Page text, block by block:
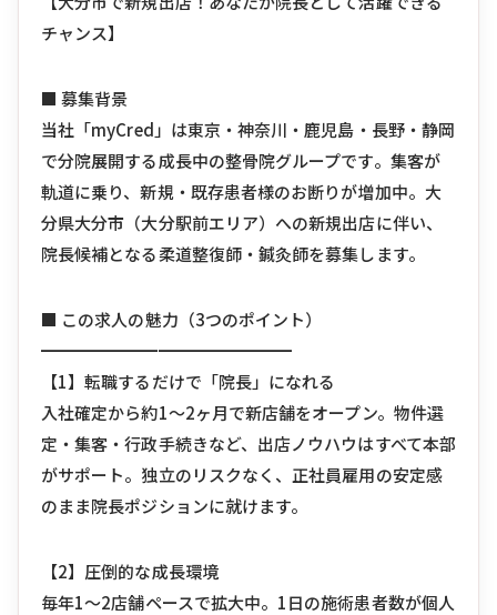
チャンス】
■ 募集背景
当社「myCred」は東京・神奈川・鹿児島・長野・静岡
で分院展開する成長中の整骨院グループです。集客が
軌道に乗り、新規・既存患者様のお断りが増加中。大
分県大分市（大分駅前エリア）への新規出店に伴い、
院長候補となる柔道整復師・鍼灸師を募集します。
■ この求人の魅力（3つのポイント）
━━━━━━━━━━━━━━━
【1】転職するだけで「院長」になれる
入社確定から約1〜2ヶ月で新店舗をオープン。物件選
定・集客・行政手続きなど、出店ノウハウはすべて本部
がサポート。独立のリスクなく、正社員雇用の安定感
のまま院長ポジションに就けます。
【2】圧倒的な成長環境
毎年1〜2店舗ペースで拡大中。1日の施術患者数が個人